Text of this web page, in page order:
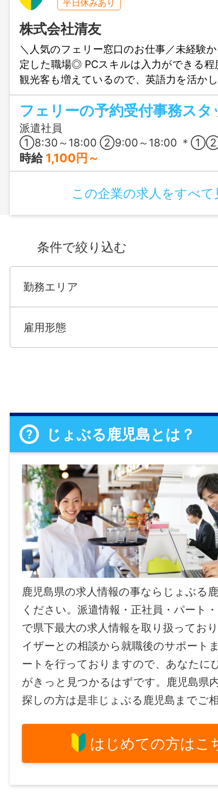
平日休みあり
株式会社清友
＼人気のフェリー窓口のお仕事／未経験
定した職場◎ PCスキルは入力ができる程
観光客も増えているので、英語力を活か
にもオススメ♪ 英語が話せない方もぜひ
フェリーの予約受付事務スタ
派遣社員
①8:30～18:00 ②9:00～18:00 ＊①②
時給 1,100円～
この企業の求人をすべて
条件で絞り込む
勤務エリア
雇用形態
じょぶる鹿児島とは？
鹿児島県の求人情報の事ならじょぶる
ください。派遣情報・正社員・パート
で県下最大の求人情報を取り扱ってお
イザーとの相談から就職後のサポート
ートを行っておりますので、あなたに
がきっと見つかるはずです。鹿児島県
探しの方は是非じょぶる鹿児島までご
はじめての方はこ